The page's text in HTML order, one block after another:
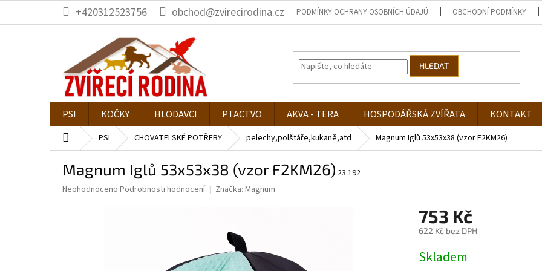
obsah
+420312523756 obchod@zvirecirodina.cz PODMÍNKY OCHRANY OSOBNÍCH ÚDAJŮ OBCHODNÍ PODMÍNKY
HLEDAT
PSI KOČKY HLODAVCI PTACTVO AKVA - TERA HOSPODÁŘSKÁ ZVÍŘATA KONTAKT
Domů PSI CHOVATELSKÉ POTŘEBY pelechy,polštáře,kukaně,atd Magnum Iglů 53x53x38 (vzor F2KM26)
Magnum Iglů 53x53x38 (vzor F2KM26) 23.192
Průměrné
Neohodnoceno Podrobnosti hodnocení Značka: Magnum
753 Kč
622 Kč bez DPH
cena:
Skladem